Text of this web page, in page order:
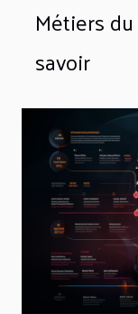
Métiers
savoir